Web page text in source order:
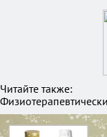
Читайте также: